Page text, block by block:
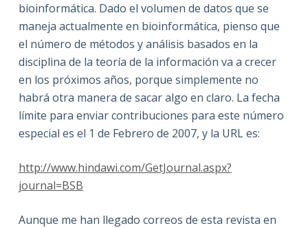
bioinformática. Dado el volumen de datos que se
maneja actualmente en bioinformática, pienso que
el número de métodos y análisis basados en la
disciplina de la teoría de la información va a crecer
en los próximos años, porque simplemente no
habrá otra manera de sacar algo en claro. La fecha
límite para enviar contribuciones para este número
especial es el 1 de Febrero de 2007, y la URL es:
http://www.hindawi.com/GetJournal.aspx?
journal=BSB
Aunque me han llegado correos de esta revista en